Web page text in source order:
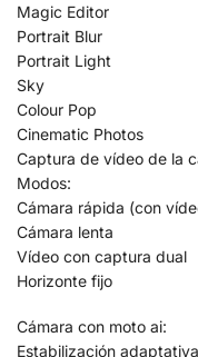
Magic Editor
Portrait Blur
Portrait Light
Sky
Colour Pop
Cinematic Photos
Captura de vídeo de la
Modos:
Cámara rápida (con
Cámara lenta
Vídeo con captura dual
Horizonte fijo
Cámara con moto ai:
Estabilización adaptativa